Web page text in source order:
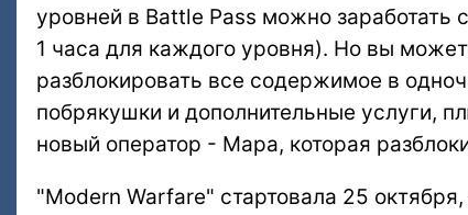
уровней в Battle Pass можно
1 часа для каждого уровня). Но вы
разблокировать все содержимое в
побрякушки и дополнительные услуги,
новый оператор - Мара, которая
"Modern Warfare" стартовала 25